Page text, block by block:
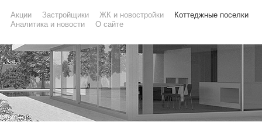
Акции Застройщики ЖК и новостройки
Коттеджные поселки
Аналитика и новости
О сайте